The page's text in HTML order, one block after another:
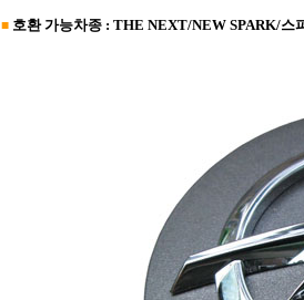
■호환 가능차종 : THE NEXT/NEW SPARK/스